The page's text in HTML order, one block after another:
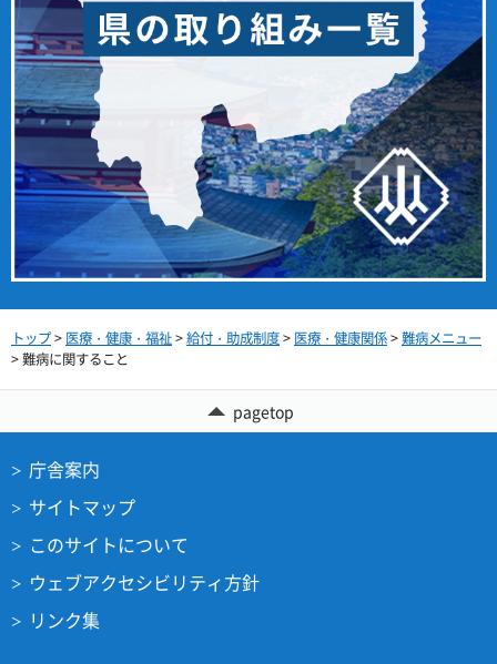
トップ> 医療・健康・福祉>給付・助成制度> 医療・健康関係>難病メニュー
> 難病に関すること
pagetop
庁舎案内
サイトマップ
このサイトについて
ウェブアクセシビリティ方針
リンク集